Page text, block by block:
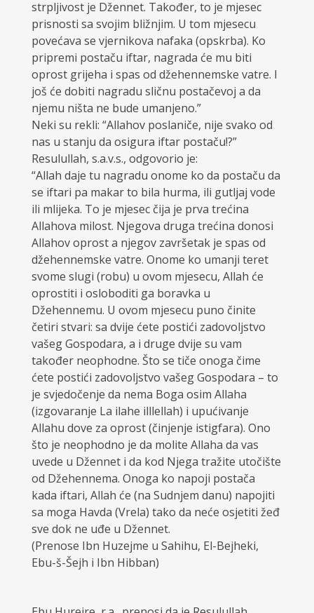
strpljivost je Džennet. Također, to je mjesec
prisnosti sa svojim bližnjim. U tom mjesecu
povećava se vjernikova nafaka (opskrba). Ko
pripremi postaču iftar, nagrada će mu biti
oprost grijeha i spas od džehennemske vatre. I
još će dobiti nagradu sličnu postačevoj a da
njemu ništa ne bude umanjeno.”
Neki su rekli: “Allahov poslaniče, nije svako od
nas u stanju da osigura iftar postaču!?”
Resulullah, s.a.v.s., odgovorio je:
“Allah daje tu nagradu onome ko da postaču da
se iftari pa makar to bila hurma, ili gutljaj vode
ili mlijeka. To je mjesec čija je prva trećina
Allahova milost. Njegova druga trećina donosi
Allahov oprost a njegov završetak je spas od
džehennemske vatre. Onome ko umanji teret
svome slugi (robu) u ovom mjesecu, Allah će
oprostiti i osloboditi ga boravka u
Džehennemu. U ovom mjesecu puno činite
četiri stvari: sa dvije ćete postići zadovoljstvo
vašeg Gospodara, a i druge dvije su vam
također neophodne. Što se tiče onoga čime
ćete postići zadovoljstvo vašeg Gospodara – to
je svjedočenje da nema Boga osim Allaha
(izgovaranje La ilahe illlellah) i upućivanje
Allahu dove za oprost (činjenje istigfara). Ono
što je neophodno je da molite Allaha da vas
uvede u Džennet i da kod Njega tražite utočište
od Džehennema. Onoga ko napoji postača
kada iftari, Allah će (na Sudnjem danu) napojiti
sa moga Havda (Vrela) tako da neće osjetiti žeđ
sve dok ne uđe u Džennet.
(Prenose Ibn Huzejme u Sahihu, El-Bejheki,
Ebu-š-Šejh i Ibn Hibban)